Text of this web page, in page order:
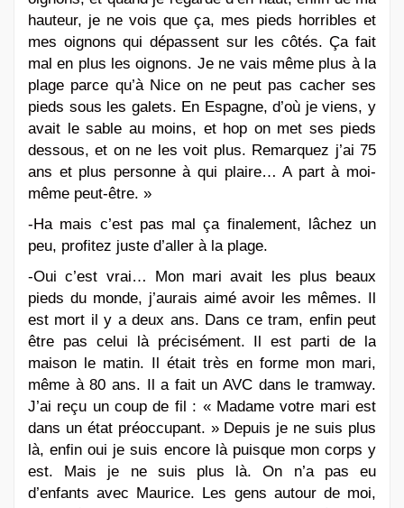
hauteur, je ne vois que ça, mes pieds horribles et
mes oignons qui dépassent sur les côtés. Ça fait
mal en plus les oignons. Je ne vais même plus à la
plage parce qu’à Nice on ne peut pas cacher ses
pieds sous les galets. En Espagne, d’où je viens, y
avait le sable au moins, et hop on met ses pieds
dessous, et on ne les voit plus. Remarquez j’ai 75
ans et plus personne à qui plaire… A part à moi-
même peut-être. »
-Ha mais c’est pas mal ça finalement, lâchez un
peu, profitez juste d’aller à la plage.
-Oui c’est vrai… Mon mari avait les plus beaux
pieds du monde, j’aurais aimé avoir les mêmes. Il
est mort il y a deux ans. Dans ce tram, enfin peut
être pas celui là précisément. Il est parti de la
maison le matin. Il était très en forme mon mari,
même à 80 ans. Il a fait un AVC dans le tramway.
J’ai reçu un coup de fil : « Madame votre mari est
dans un état préoccupant. » Depuis je ne suis plus
là, enfin oui je suis encore là puisque mon corps y
est. Mais je ne suis plus là. On n’a pas eu
d’enfants avec Maurice. Les gens autour de moi,